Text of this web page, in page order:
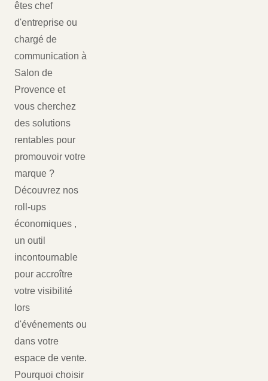
êtes chef
d'entreprise ou
chargé de
communication à
Salon de
Provence et
vous cherchez
des solutions
rentables pour
promouvoir votre
marque ?
Découvrez nos
roll-ups
économiques ,
un outil
incontournable
pour accroître
votre visibilité
lors
d'événements ou
dans votre
espace de vente.
Pourquoi choisir